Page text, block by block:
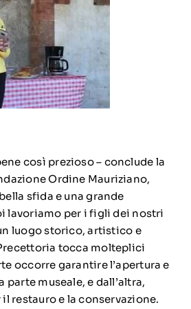
così prezioso – conclude la
Ordine Mauriziano,
sfida e una grande
lavoriamo per i figli dei nostri
luogo storico, artistico e
tocca molteplici
occorre garantire l’apertura e
parte museale, e dall’altra,
restauro e la conservazione.